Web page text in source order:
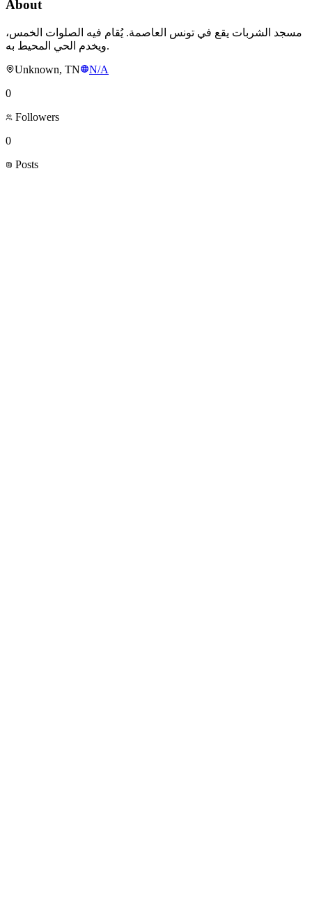
About
مسجد الشربات يقع في تونس العاصمة. يُقام فيه الصلوات الخمس،
ويخدم الحي المحيط به.
Unknown, TN
N/A
0
Followers
0
Posts